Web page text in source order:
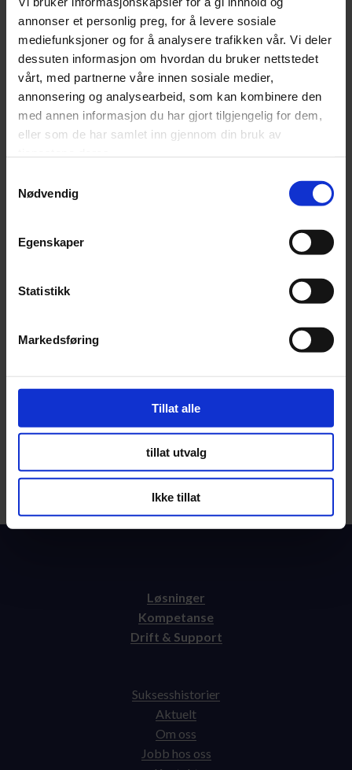
annonser et personlig preg, for å levere sosiale
mediefunksjoner og for å analysere trafikken vår. Vi deler
dessuten informasjon om hvordan du bruker nettstedet
vårt, med partnerne våre innen sosiale medier,
annonsering og analysearbeid, som kan kombinere den
med annen informasjon du har gjort tilgjengelig for dem,
eller som de har samlet inn gjennom din bruk av
Nødvendig
Egenskaper
Statistikk
Markedsføring
Tillat alle
tillat utvalg
Ikke tillat
Phone number
Company
Løsninger
Kompetanse
Drift & Support
Suksesshistorier
Aktuelt
Om oss
Jobb hos oss